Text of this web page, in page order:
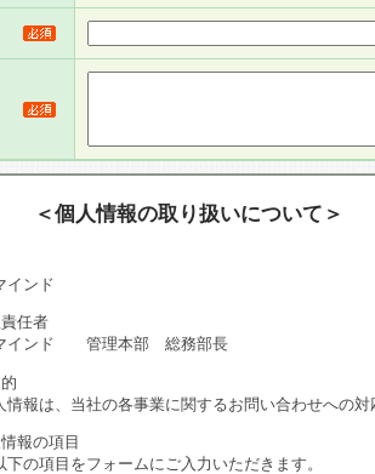
＜個人情報の取り扱いについて＞
インド
任者
マインド 管理本部 総務部長
情報は、当社の各事業に関するお問い合わせへの対
報の項目
の項目をフォームにご入力いただきます。